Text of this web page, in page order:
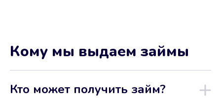
Кому мы выдаем займы
Кто может получить займ?